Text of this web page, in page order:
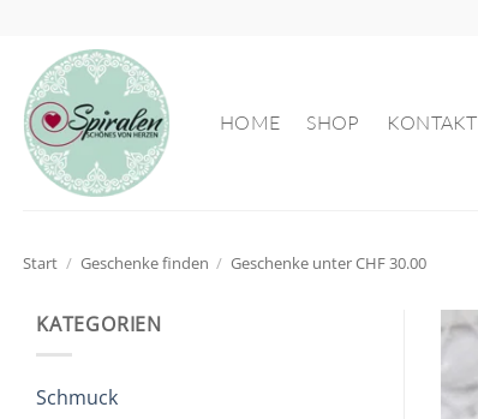
springen
HOME SHOP KONTAKT
Start / Geschenke finden / Geschenke unter CHF 30.00
KATEGORIEN
Schmuck